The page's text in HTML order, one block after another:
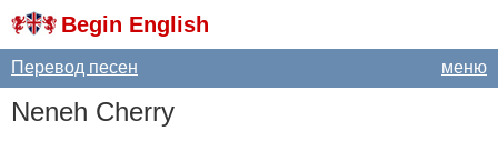
Begin English
меню
Перевод песен
Neneh Cherry